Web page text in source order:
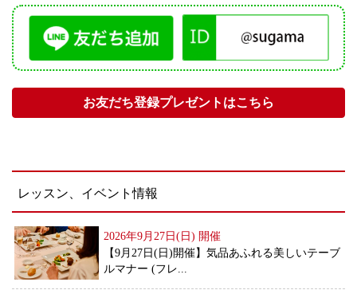
お友だち登録プレゼントはこちら
レッスン、イベント情報
2026年9月27日(日) 開催
【9月27日(日)開催】気品あふれる美しいテーブ
ルマナー (フレ...